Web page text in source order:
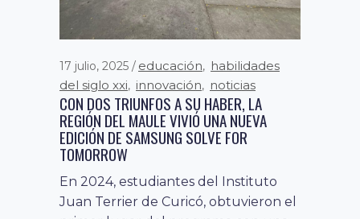
17 julio, 2025 educación, habilidades
del siglo xxi, innovación, noticias
CON DOS TRIUNFOS A SU HABER, LA
REGIÓN DEL MAULE VIVIÓ UNA NUEVA
EDICIÓN DE SAMSUNG SOLVE FOR
TOMORROW
En 2024, estudiantes del Instituto
Juan Terrier de Curicó, obtuvieron el
30 septiembre, 2024 desarrollo digital
innovación, noticias